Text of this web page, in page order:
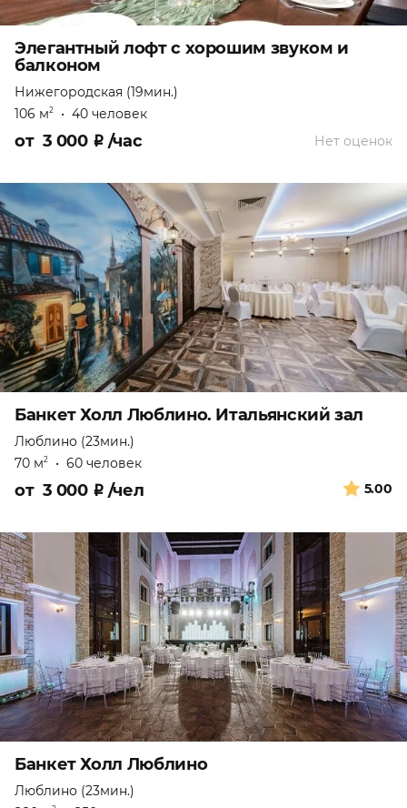
Элегантный лофт с хорошим звуком и
балконом
Нижегородская (19мин.)
106 м2 • 40 человек
Нет оценок
от 3 000 ₽ /час
Банкет Холл Люблино. Итальянский зал
Люблино (23мин.)
70 м2 • 60 человек
5.00
от 3 000 ₽ /чел
Банкет Холл Люблино
Люблино (23мин.)